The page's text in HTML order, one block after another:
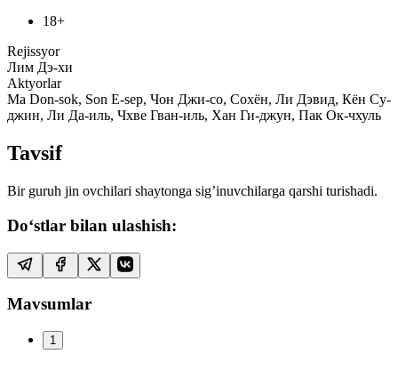
18+
Rejissyor
Лим Дэ-хи
Aktyorlar
Ma Don-sok, Son E-sep, Чон Джи-со, Сохён, Ли Дэвид, Кён Су-
джин, Ли Да-иль, Чхве Гван-иль, Хан Ги-джун, Пак Ок-чхуль
Tavsif
Bir guruh jin ovchilari shaytonga sig’inuvchilarga qarshi turishadi.
Do‘stlar bilan ulashish:
Mavsumlar
1